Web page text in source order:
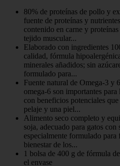
80% de proteínas de pollo y
fuente de proteínas y
contenido en carne y
tejido muscular...
Elaborado con ingredientes
calidad, fórmula
minerales añadidos; sin
formulado para...
Fuente natural de Omega-3 y
omega-6 son importantes
con beneficios potenciales
pelaje y una piel...
Alimento seco completo y
soja, adecuado para gatos
especialmente formulado
bienestar de los...
1 bolsa de 400 g de fórmula
el envase